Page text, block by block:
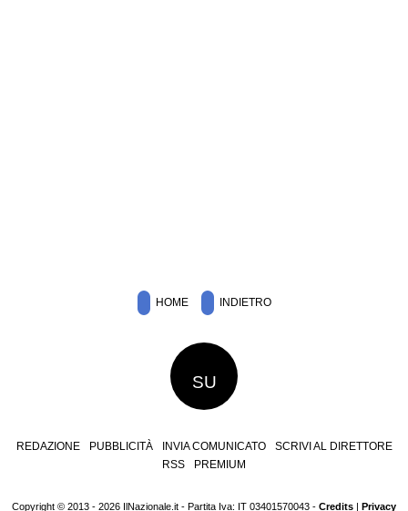
HOME INDIETRO
SU
REDAZIONE PUBBLICITÀ INVIA COMUNICATO
SCRIVI AL DIRETTORE
RSS
PREMIUM
Copyright © 2013 - 2026 IlNazionale.it - Partita Iva: IT 03401570043 - Credits | Privacy